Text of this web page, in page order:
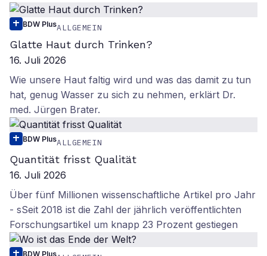
BDW PlusALLGEMEIN
Glatte Haut durch Trinken?
16. Juli 2026
Wie unsere Haut faltig wird und was das damit zu tun
hat, genug Wasser zu sich zu nehmen, erklärt Dr.
med. Jürgen Brater.
BDW PlusALLGEMEIN
Quantität frisst Qualität
16. Juli 2026
Über fünf Millionen wissenschaftliche Artikel pro Jahr
- sSeit 2018 ist die Zahl der jährlich veröffentlichten
Forschungsartikel um knapp 23 Prozent gestiegen
BDW Plus